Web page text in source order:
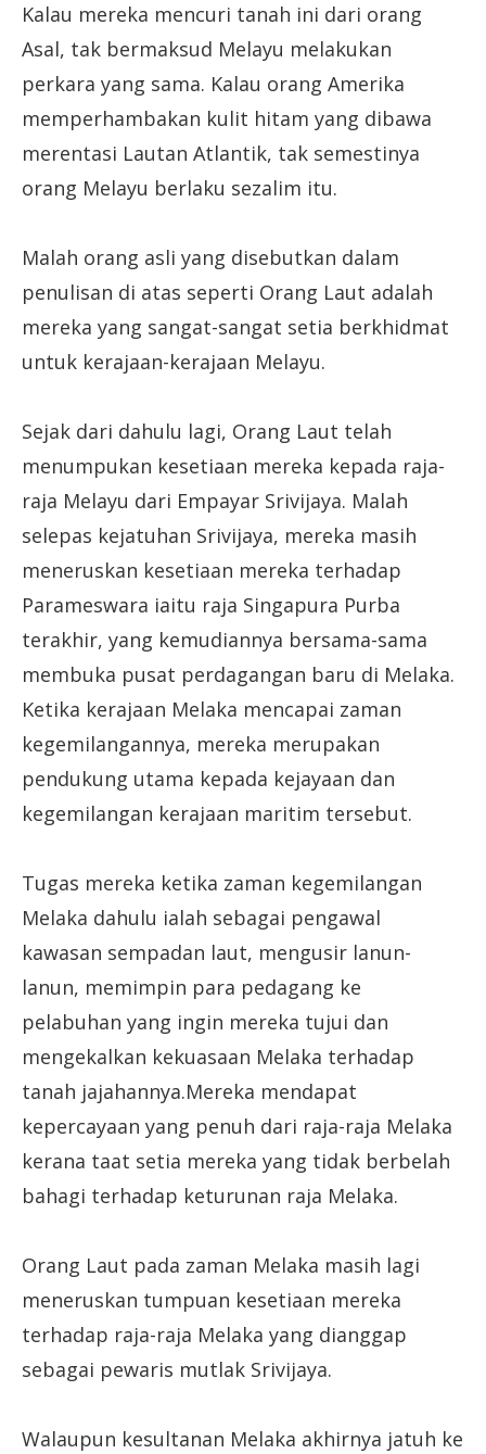
Kalau mereka mencuri tanah ini dari orang
Asal, tak bermaksud Melayu melakukan
perkara yang sama. Kalau orang Amerika
memperhambakan kulit hitam yang dibawa
merentasi Lautan Atlantik, tak semestinya
orang Melayu berlaku sezalim itu.
Malah orang asli yang disebutkan dalam
penulisan di atas seperti Orang Laut adalah
mereka yang sangat-sangat setia berkhidmat
untuk kerajaan-kerajaan Melayu.
Sejak dari dahulu lagi, Orang Laut telah
menumpukan kesetiaan mereka kepada raja-
raja Melayu dari Empayar Srivijaya. Malah
selepas kejatuhan Srivijaya, mereka masih
meneruskan kesetiaan mereka terhadap
Parameswara iaitu raja Singapura Purba
terakhir, yang kemudiannya bersama-sama
membuka pusat perdagangan baru di Melaka.
Ketika kerajaan Melaka mencapai zaman
kegemilangannya, mereka merupakan
pendukung utama kepada kejayaan dan
kegemilangan kerajaan maritim tersebut.
Tugas mereka ketika zaman kegemilangan
Melaka dahulu ialah sebagai pengawal
kawasan sempadan laut, mengusir lanun-
lanun, memimpin para pedagang ke
pelabuhan yang ingin mereka tujui dan
mengekalkan kekuasaan Melaka terhadap
tanah jajahannya.Mereka mendapat
kepercayaan yang penuh dari raja-raja Melaka
kerana taat setia mereka yang tidak berbelah
bahagi terhadap keturunan raja Melaka.
Orang Laut pada zaman Melaka masih lagi
meneruskan tumpuan kesetiaan mereka
terhadap raja-raja Melaka yang dianggap
sebagai pewaris mutlak Srivijaya.
Walaupun kesultanan Melaka akhirnya jatuh ke